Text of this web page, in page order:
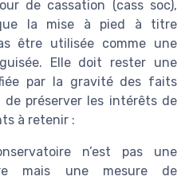
de cassation (cass soc),
la mise à pied à titre
être utilisée comme une
Elle doit rester une
par la gravité des faits
préserver les intérêts de
à retenir :
n’est pas une
mais une mesure de